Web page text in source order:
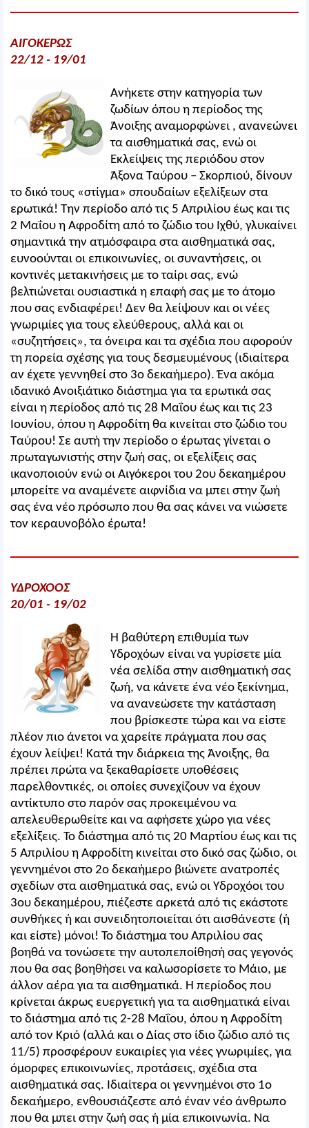
ΑΙΓΟΚΕΡΩΣ
22/12 - 19/01
Ανήκετε στην κατηγορία των
ζωδίων όπου η περίοδος της
Άνοιξης αναμορφώνει , ανανεώνει
τα αισθηματικά σας, ενώ οι
Εκλείψεις της περιόδου στον
Άξονα Ταύρου – Σκορπιού, δίνουν
το δικό τους «στίγμα» σπουδαίων εξελίξεων στα
ερωτικά! Την περίοδο από τις 5 Απριλίου έως και τις
2 Μαΐου η Αφροδίτη από το ζώδιο του Ιχθύ, γλυκαίνει
σημαντικά την ατμόσφαιρα στα αισθηματικά σας,
ευνοούνται οι επικοινωνίες, οι συναντήσεις, οι
κοντινές μετακινήσεις με το ταίρι σας, ενώ
βελτιώνεται ουσιαστικά η επαφή σας με το άτομο
που σας ενδιαφέρει! Δεν θα λείψουν και οι νέες
γνωριμίες για τους ελεύθερους, αλλά και οι
«συζητήσεις», τα όνειρα και τα σχέδια που αφορούν
τη πορεία σχέσης για τους δεσμευμένους (ιδιαίτερα
αν έχετε γεννηθεί στο 3ο δεκαήμερο). Ένα ακόμα
ιδανικό Ανοιξιάτικο διάστημα για τα ερωτικά σας
είναι η περίοδος από τις 28 Μαΐου έως και τις 23
Ιουνίου, όπου η Αφροδίτη θα κινείται στο ζώδιο του
Ταύρου! Σε αυτή την περίοδο ο έρωτας γίνεται ο
πρωταγωνιστής στην ζωή σας, οι εξελίξεις σας
ικανοποιούν ενώ οι Αιγόκεροι του 2ου δεκαημέρου
μπορείτε να αναμένετε αιφνίδια να μπει στην ζωή
σας ένα νέο πρόσωπο που θα σας κάνει να νιώσετε
τον κεραυνοβόλο έρωτα!
ΥΔΡΟΧΟΟΣ
20/01 - 19/02
Η βαθύτερη επιθυμία των
Υδροχόων είναι να γυρίσετε μία
νέα σελίδα στην αισθηματική σας
ζωή, να κάνετε ένα νέο ξεκίνημα,
να ανανεώσετε την κατάσταση
που βρίσκεστε τώρα και να είστε
πλέον πιο άνετοι να χαρείτε πράγματα που σας
έχουν λείψει! Κατά την διάρκεια της Άνοιξης, θα
πρέπει πρώτα να ξεκαθαρίσετε υποθέσεις
παρελθοντικές, οι οποίες συνεχίζουν να έχουν
αντίκτυπο στο παρόν σας προκειμένου να
απελευθερωθείτε και να αφήσετε χώρο για νέες
εξελίξεις. Το διάστημα από τις 20 Μαρτίου έως και τις
5 Απριλίου η Αφροδίτη κινείται στο δικό σας ζώδιο, οι
γεννημένοι στο 2ο δεκαήμερο βιώνετε ανατροπές
σχεδίων στα αισθηματικά σας, ενώ οι Υδροχόοι του
3ου δεκαημέρου, πιέζεστε αρκετά από τις εκάστοτε
συνθήκες ή και συνειδητοποιείται ότι αισθάνεστε (ή
και είστε) μόνοι! Το διάστημα του Απριλίου σας
βοηθά να τονώσετε την αυτοπεποίθησή σας γεγονός
που θα σας βοηθήσει να καλωσορίσετε το Μάιο, με
άλλον αέρα για τα αισθηματικά. Η περίοδος που
κρίνεται άκρως ευεργετική για τα αισθηματικά είναι
το διάστημα από τις 2-28 Μαΐου, όπου η Αφροδίτη
από τον Κριό (αλλά και ο Δίας στο ίδιο ζώδιο από τις
11/5) προσφέρουν ευκαιρίες για νέες γνωριμίες, για
όμορφες επικοινωνίες, προτάσεις, σχέδια στα
αισθηματικά σας. Ιδιαίτερα οι γεννημένοι στο 1ο
δεκαήμερο, ενθουσιάζεστε από έναν νέο άνθρωπο
που θα μπει στην ζωή σας ή μία επικοινωνία. Να